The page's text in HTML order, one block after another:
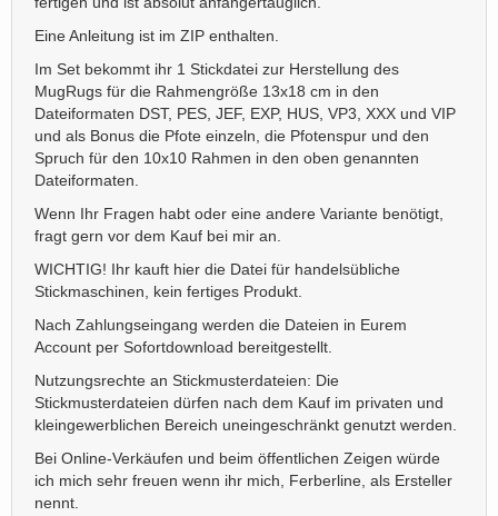
Eine Anleitung ist im ZIP enthalten.
Im Set bekommt ihr 1 Stickdatei zur Herstellung des
MugRugs für die Rahmengröße 13x18 cm in den
Dateiformaten DST, PES, JEF, EXP, HUS, VP3, XXX und VIP
und als Bonus die Pfote einzeln, die Pfotenspur und den
Spruch für den 10x10 Rahmen in den oben genannten
Dateiformaten.
Wenn Ihr Fragen habt oder eine andere Variante benötigt,
fragt gern vor dem Kauf bei mir an.
WICHTIG! Ihr kauft hier die Datei für handelsübliche
Stickmaschinen, kein fertiges Produkt.
Nach Zahlungseingang werden die Dateien in Eurem
Account per Sofortdownload bereitgestellt.
Nutzungsrechte an Stickmusterdateien: Die
Stickmusterdateien dürfen nach dem Kauf im privaten und
kleingewerblichen Bereich uneingeschränkt genutzt werden.
Bei Online-Verkäufen und beim öffentlichen Zeigen würde
ich mich sehr freuen wenn ihr mich, Ferberline, als Ersteller
nennt.